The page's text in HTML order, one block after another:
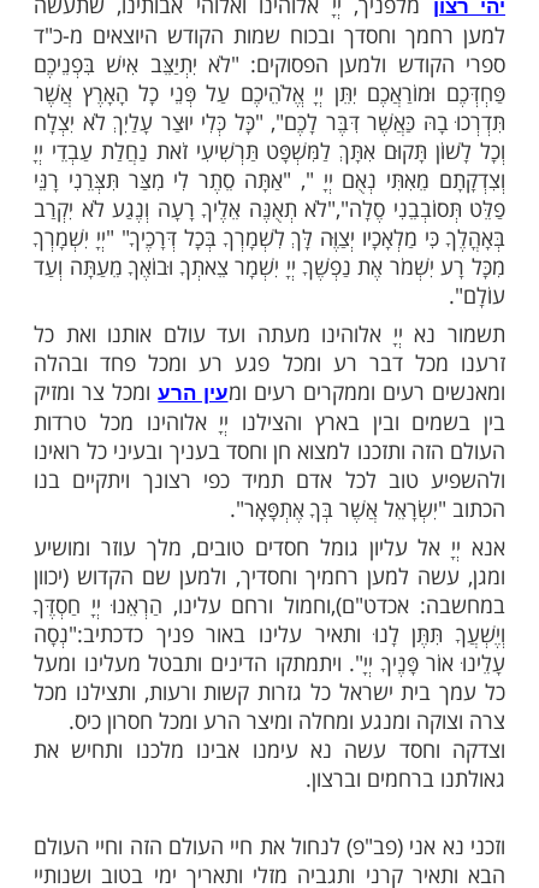
עוד תוכן חדש ומפתיע! התחברו לכל
שלנו בתהילים בלחיצה כאן >>>​
יְיָ אלוהינו ואלוהי אבותינו, שתעשה
וחסדך ובכוח שמות הקודש היוצאים מ-כ"ד
ולמען הפסוקים: "לֹא יִתְיַצֵּב אִישׁ בִּפְנֵיכֶם
יִתֵּן יְיָ אֱלֹהֵיכֶם עַל פְּנֵי כָל הָאָרֶץ אֲשֶׁר
כַּאֲשֶׁר דִּבֶּר לָכֶם", "כָּל כְּלִי יוּצַר עָלַיִךְ לֹא יִצְלָח
תָּקוּם אִתָּךְ לַמִּשְׁפָּט תַּרְשִׁיעִי זֹאת נַחֲלַת עַבְדֵי יְיָ
נְאֻם יְיָ ", "אַתָּה סֵתֶר לִי מִצַּר תִּצְּרֵנִי רָנֵּי
סֶלָה","לֹא תְאֻנֶּה אֵלֶיךָ רָעָה וְנֶגַע לֹא יִקְרַב
מַלְאָכָיו יְצַוֶּה לָּךְ לִשְׁמָרְךָ בְּכָל דְּרָכֶיךָ" "יְיָ יִשְׁמָרְךָ
אֶת נַפְשֶׁךָ יְיָ יִשְׁמָר צֵאתְךָ וּבוֹאֶךָ מֵעַתָּה וְעַד
יְיָ אלוהינו מעתה ועד עולם אותנו ואת כל
דבר רע ומכל פגע רע ומכל פחד ובהלה
וממקרים רעים ומעין הרע ומכל צר ומזיק
ובין בארץ והצילנו יְיָ אלוהינו מכל טרדות
ותזכנו למצוא חן וחסד בעניך ובעיני כל רואינו
אֲשֶׁר בְּךָ אֶתְפָּאָר".